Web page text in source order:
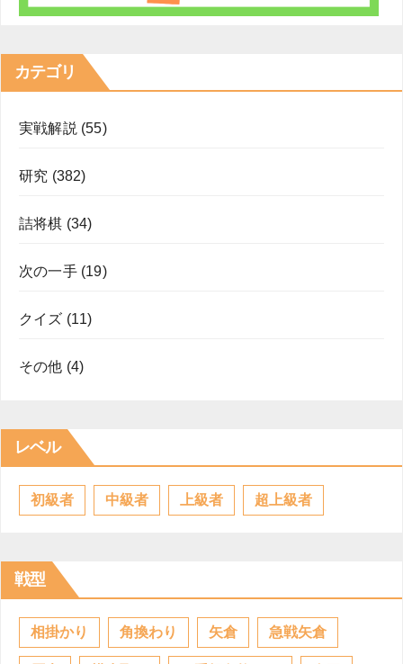
カテゴリ
実戦解説 (55)
研究 (382)
詰将棋 (34)
次の一手(19)
クイズ (11)
その他 (4)
レベル
初級者 中級者 上級者 超上級者
戦型
相掛かり 角換わり 矢倉 急戦矢倉